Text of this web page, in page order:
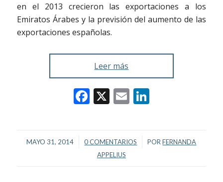
en el 2013 crecieron las exportaciones a los
Emiratos Árabes y la previsión del aumento de las
exportaciones españolas.
Leer más
Facebook
X EmailLinkedIn
MAYO 31, 2014
/ 0 COMENTARIOS
/ PORFERNANDA
APPELIUS